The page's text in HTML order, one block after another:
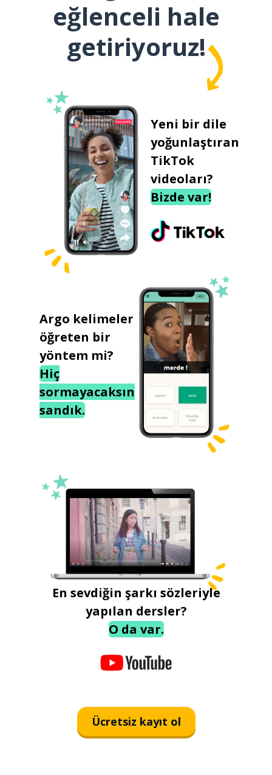
eğlenceli hale
getiriyoruz!
Yeni bir dile
yoğunlaştıran
TikTok
videoları?
Bizde var!
Argo kelimeler
öğreten bir
yöntem mi?
Hiç
sormayacaksın
sandık.
En sevdiğin şarkı sözleriyle
yapılan dersler?
O da var.
Ücretsiz kayıt ol